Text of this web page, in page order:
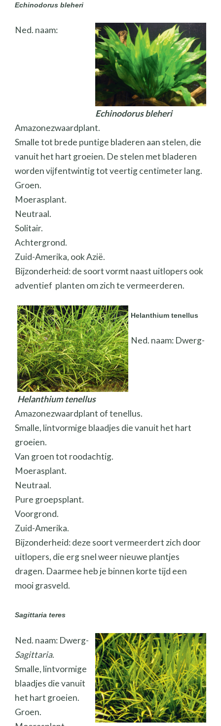
Echinodorus bleheri
Echinodorus bleheri
Ned. naam:
Amazonezwaardplant.
Smalle tot brede puntige bladeren aan stelen, die
vanuit het hart groeien. De stelen met bladeren
worden vijfentwintig tot veertig centimeter lang.
Groen.
Moerasplant.
Neutraal.
Solitair.
Achtergrond.
Zuid-Amerika, ook Azië.
Bijzonderheid: de soort vormt naast uitlopers ook
adventief planten om zich te vermeerderen.
Helanthium tenellus
Helanthium tenellus
Ned. naam: Dwerg-
Amazonezwaardplant of tenellus.
Smalle, lintvormige blaadjes die vanuit het hart
groeien.
Van groen tot roodachtig.
Moerasplant.
Neutraal.
Pure groepsplant.
Voorgrond.
Zuid-Amerika.
Bijzonderheid: deze soort vermeerdert zich door
uitlopers, die erg snel weer nieuwe plantjes
dragen. Daarmee heb je binnen korte tijd een
mooi grasveld.
Sagittaria teres
Ned. naam: Dwerg-
Sagittaria.
Smalle, lintvormige
blaadjes die vanuit
het hart groeien.
Groen.